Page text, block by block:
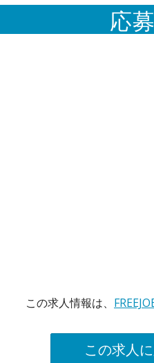
応募
この求人情報は、
この求人